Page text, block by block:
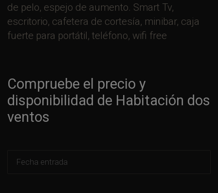
de pelo, espejo de aumento. Smart Tv,
escritorio, cafetera de cortesía, minibar, caja
fuerte para portátil, teléfono, wifi free
Compruebe el precio y
disponibilidad de Habitación dos
ventos